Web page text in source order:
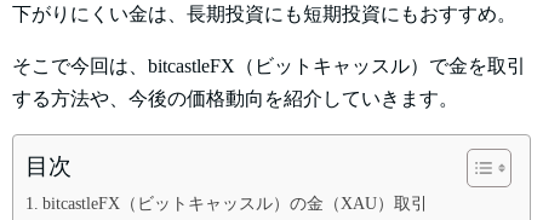
下がりにくい金は、長期投資にも短期投資にもおすすめ。
そこで今回は、bitcastleFX（ビットキャッスル）で金を取引
する方法や、今後の価格動向を紹介していきます。
目次
bitcastleFX（ビットキャッスル）の金（XAU）取引